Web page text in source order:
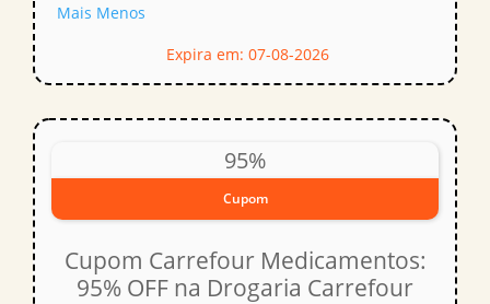
Mais Menos
Expira em: 07-08-2026
95%
Cupom
Cupom Carrefour Medicamentos:
95% OFF na Drogaria Carrefour